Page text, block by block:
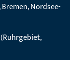
Nordsee-